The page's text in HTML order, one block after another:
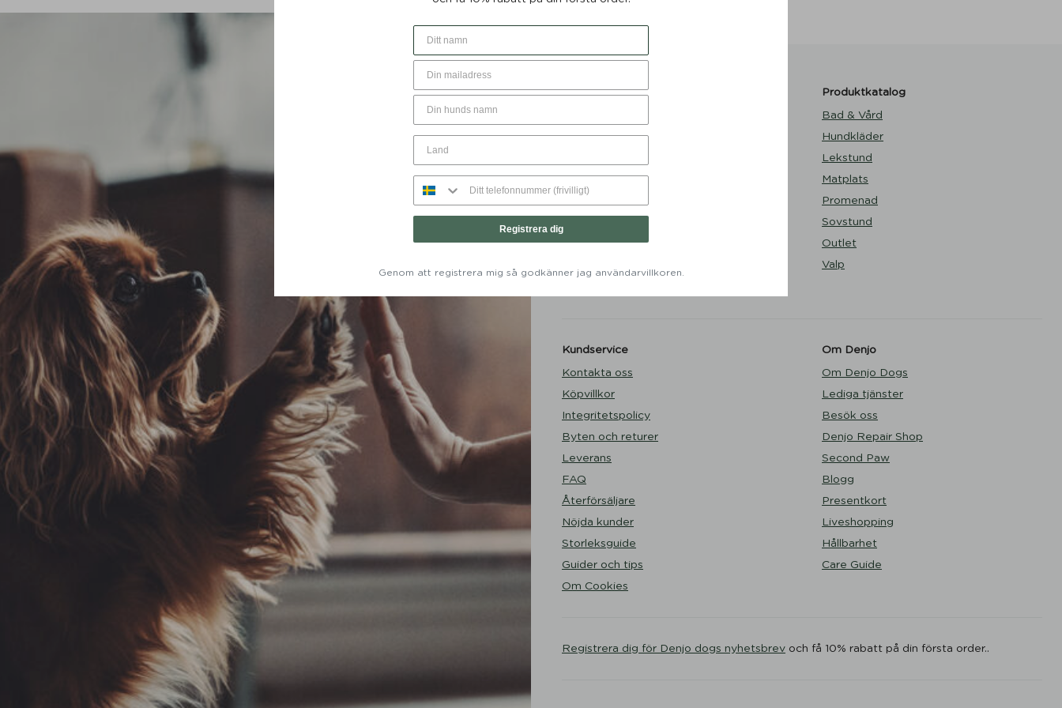
Populära produkter
Hundmatskål Forest Green - Mateus x
Hundbädd Teddy Lounge True Taupe -
Retrieverkoppel Torekov Shimmer
Produktkatalog
Bad & Vård
Hundkläder
Lekstund
Matplats
Promenad
Sovstund
Outlet
Valp
Kundservice
Kontakta oss
Köpvillkor
Integritetspolicy
Byten och returer
Leverans
FAQ
Återförsäljare
Nöjda kunder
Storleksguide
Guider och tips
Om Cookies
Om Denjo
Om Denjo Dogs
Lediga tjänster
Besök oss
Denjo Repair Shop
Second Paw
Blogg
Presentkort
Liveshopping
Hållbarhet
Care Guide
Registrera dig för Denjo dogs nyhetsbrev och få 10% rabatt på din första order..
Registrera dig
Genom att registrera mig så godkänner jag användarvillkoren.